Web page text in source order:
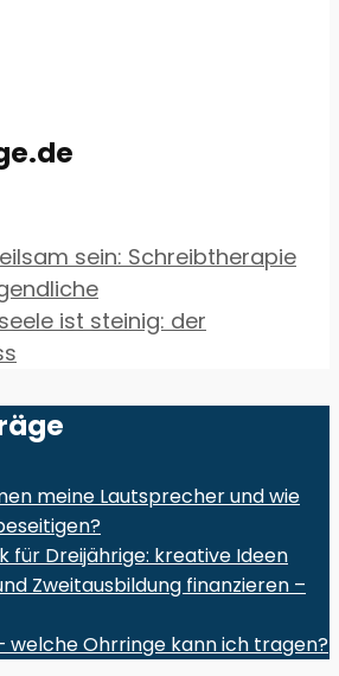
sein: Schreibtherapie
ist steinig: der
meine Lautsprecher und wie
für Dreijährige: kreative Ideen
Zweitausbildung finanzieren –
welche Ohrringe kann ich tragen?